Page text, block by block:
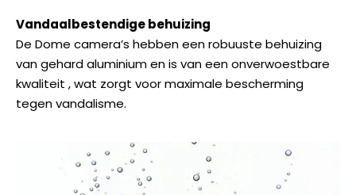
Vandaalbestendige behuizing
De Dome camera’s hebben een robuuste behuizing
van gehard aluminium en is van een onverwoestbare
kwaliteit , wat zorgt voor maximale bescherming
tegen vandalisme.